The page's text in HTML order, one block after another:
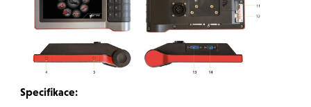
Specifikace: